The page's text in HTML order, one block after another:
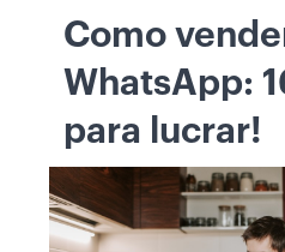
Como
WhatsApp:
para lucrar!